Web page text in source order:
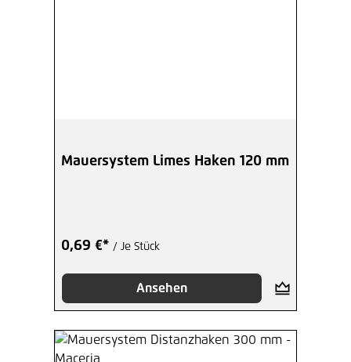
Mauersystem Limes Haken 120 mm
0,69 €* / Je Stück
Ansehen